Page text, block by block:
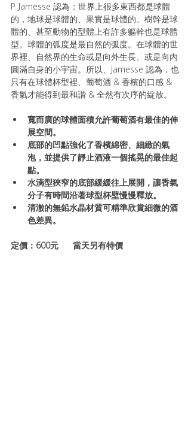
P. Jamesse 認為：世界上很多東西都是球體
的，地球是球體的、果實是球體的、樹幹是球
體的、甚至動物的型體上有許多軀幹也是球體
型。球體的弧度是最自然的弧度。在球體的世
界裡、自然界的生命或是向外生長、或是向內
圓滿自身的小宇宙。所以、Jamesse 認為，也
只有在球體杯型裡、葡萄酒 & 香檳的口感 &
香氣才能得到最和諧 & 全然有次序的綻放。
寬而廣的球體面積允許葡萄酒有最佳的伸
展空間。
底部的凹點強化了香檳綿密、細緻的氣
泡，並提供了靜止酒液一個搖晃的最佳起
點。
水滴型狹窄的底部緩緩往上展開，讓香氣
分子有時間沿著球型杯壁慢慢釋放。
清澈的無鉛水晶材質可精準欣賞細微的酒
色差異。
定價：600元      當天另有特價